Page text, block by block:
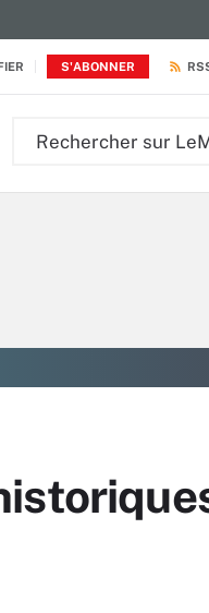
S'ABONNER